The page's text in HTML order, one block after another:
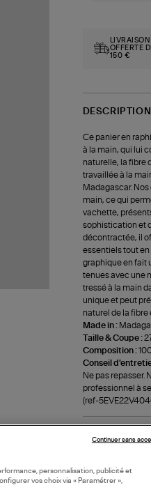
LIVRAISON
OFFERTE
150 €
DESCRIPTION
Ce panier en
à la main, qui lui
naturelle, la fibre
travaillée à la
Madagascar.
main, ce qui
vachette,
sophistication et
décontractée, il
essentiels tout en
graphique en fait
tenues avec une
tressé à la main
unique et peut
naturel de la fibre
Made in :
Taille & Coupe :
Composition :
Conseil
Ne pas repasser.
professionnel à
(ref-
LIVRAISON
personnalisation, publicité et
vos choix via « Paramétrer »,
Continuer sans